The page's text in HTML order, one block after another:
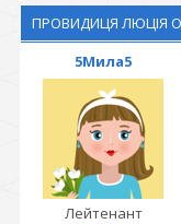
ПРОВИДИЦЯ ЛЮЦІЯ
5Мила5
Лейтенант